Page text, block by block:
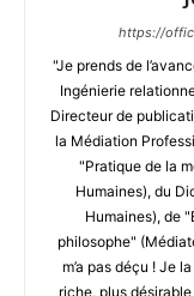
https://
"Je prends de
Ingénierie
Directeur de
la Médiation
"Pratique de la
Humaines), du
Humaines), de
philosophe"
m’a pas déçu ! Je
riche, plus